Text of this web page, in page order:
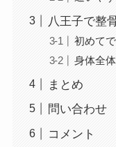
八王子で整
初めて
身体全
まとめ
問い合わせ
コメント